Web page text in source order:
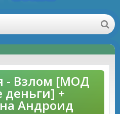
- Взлом [МОД
деньги] +
Андроид